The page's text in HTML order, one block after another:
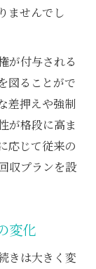
ませんでし
が付与される
図ることがで
差押えや強制
が格段に高ま
応じて従来の
収プランを設
変化
きは大きく変